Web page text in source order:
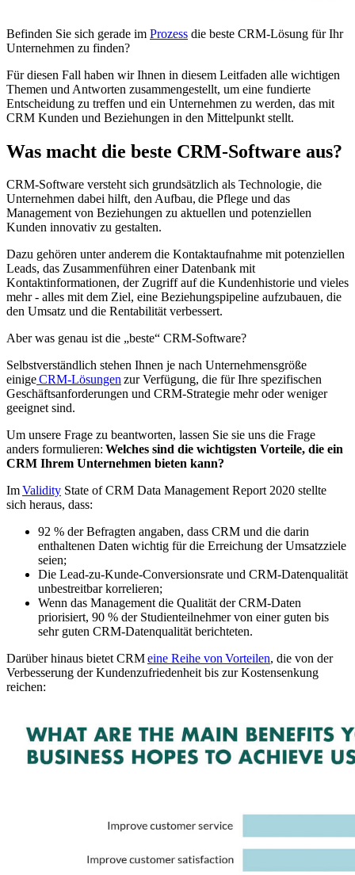
Befinden Sie sich gerade im Prozess die beste CRM-Lösung für Ihr
Unternehmen zu finden?
Für diesen Fall haben wir Ihnen in diesem Leitfaden alle wichtigen
Themen und Antworten zusammengestellt, um eine fundierte
Entscheidung zu treffen und ein Unternehmen zu werden, das mit
CRM Kunden und Beziehungen in den Mittelpunkt stellt.
Was macht die beste CRM-Software aus?
CRM-Software versteht sich grundsätzlich als Technologie, die
Unternehmen dabei hilft, den Aufbau, die Pflege und das
Management von Beziehungen zu aktuellen und potenziellen
Kunden innovativ zu gestalten.
Dazu gehören unter anderem die Kontaktaufnahme mit potenziellen
Leads, das Zusammenführen einer Datenbank mit
Kontaktinformationen, der Zugriff auf die Kundenhistorie und vieles
mehr - alles mit dem Ziel, eine Beziehungspipeline aufzubauen, die
den Umsatz und die Rentabilität verbessert.
Aber was genau ist die „beste“ CRM-Software?
Selbstverständlich stehen Ihnen je nach Unternehmensgröße
einigeCRM-Lösungenzur Verfügung, die für Ihre spezifischen
Geschäftsanforderungen und CRM-Strategie mehr oder weniger
geeignet sind.
Um unsere Frage zu beantworten, lassen Sie sie uns die Frage
anders formulieren: Welches sind die wichtigsten Vorteile, die ein
CRM Ihrem Unternehmen bieten kann?
ImValidity State of CRM Data Management Report 2020 stellte
sich heraus, dass:
92 % der Befragten angaben, dass CRM und die darin
enthaltenen Daten wichtig für die Erreichung der Umsatzziele
seien;
Die Lead-zu-Kunde-Conversionsrate und CRM-Datenqualität
unbestreitbar korrelieren;
Wenn das Management die Qualität der CRM-Daten
priorisiert, 90 % der Studienteilnehmer von einer guten bis
sehr guten CRM-Datenqualität berichteten.
Darüber hinaus bietet CRMeine Reihe von Vorteilen, die von der
Verbesserung der Kundenzufriedenheit bis zur Kostensenkung
reichen: